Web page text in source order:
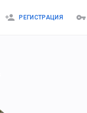
РЕГИСТРАЦИЯ